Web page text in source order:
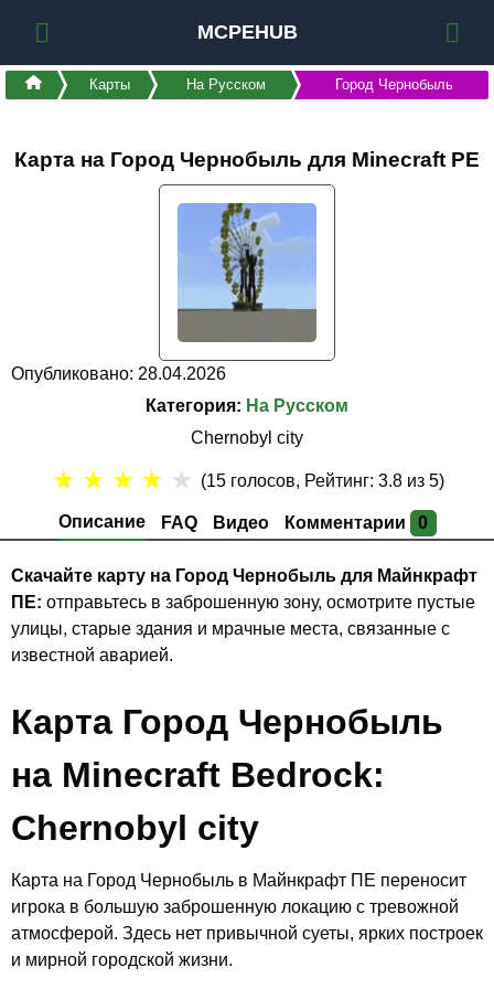
MCPEHUB
Карты На Русском Город Чернобыль
Карта на Город Чернобыль для Minecraft PE
Опубликовано: 28.04.2026
Категория: На Русском
Chernobyl city
Описание FAQ Видео Комментарии 0
★ ★ ★ ★ ★ (15 голосов, Рейтинг:3.8 из 5)
Скачайте карту на Город Чернобыль для Майнкрафт
ПЕ: отправьтесь в заброшенную зону, осмотрите пустые
улицы, старые здания и мрачные места, связанные с
известной аварией.
Карта Город Чернобыль
на Minecraft Bedrock:
Chernobyl city
Карта на Город Чернобыль в Майнкрафт ПЕ переносит
игрока в большую заброшенную локацию с тревожной
атмосферой. Здесь нет привычной суеты, ярких построек
и мирной городской жизни.